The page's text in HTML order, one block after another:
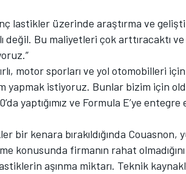
lastikler üzerinde araştırma ve
değil. Bu maliyetleri çok arttıracaktı
motor sporları ve yol otomobilleri
yapmak istiyoruz. Bunlar bizim için
yaptığımız ve Formula E’ye
bir kenara bırakıldığında
konusunda firmanın rahat
aşınma miktarı. Teknik